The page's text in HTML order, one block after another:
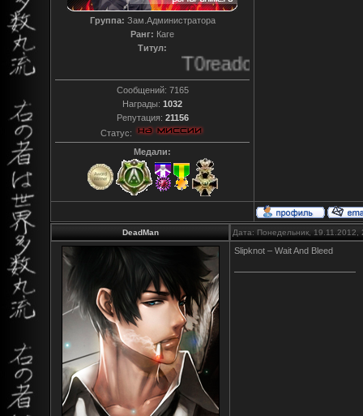
Группа: Зам.Администратора
Ранг: Каге
Титул:
T0reador xD
Сообщений: 7165
Награды: 1032
Репутация: 21156
Статус:
Медали:
DeadMan Дата: Понедельник,
Slipknot – Wait And Bleed